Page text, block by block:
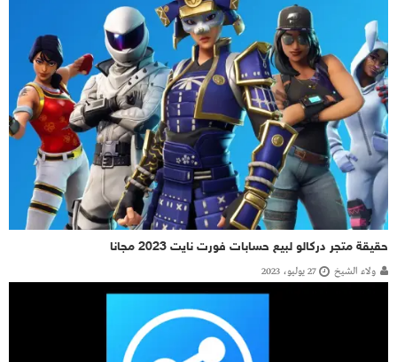
حقيقة متجر دركالو لبيع حسابات فورت نايت 2023 مجانا
ولاء الشيخ 27 يوليو، 2023